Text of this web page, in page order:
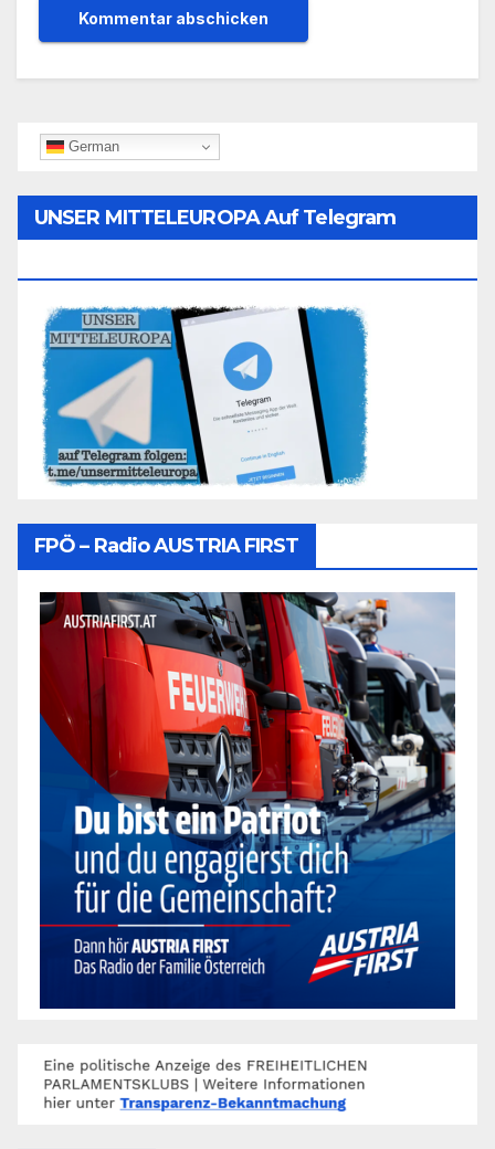
German
UNSER MITTELEUROPA Auf Telegram
FPÖ – Radio AUSTRIA FIRST